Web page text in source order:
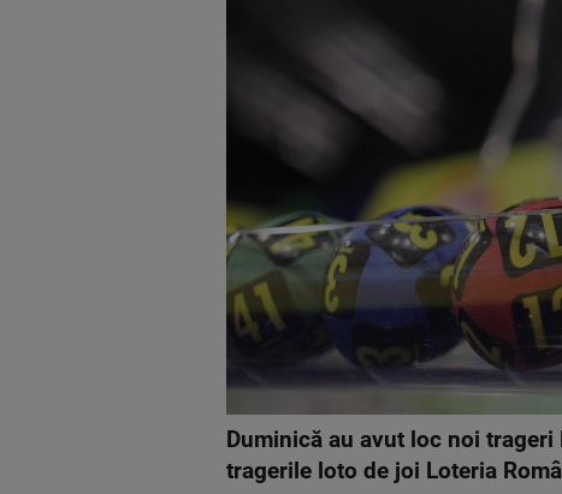
Duminică au avut loc noi
tragerile loto de joi Loteria